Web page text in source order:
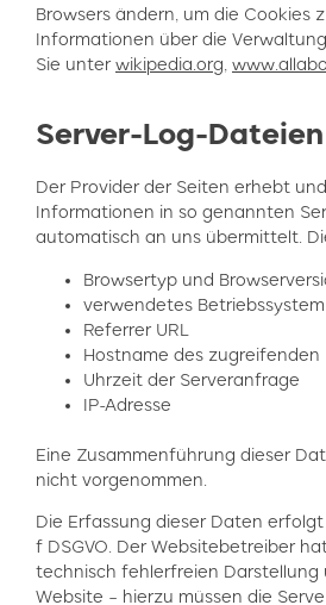
Browsers ändern, um die Cookies
Informationen über die
Sie unter wikipedia.org
Server-Log-Dateien
Der Provider der Seiten erhebt
Informationen in so genannten
automatisch an uns übermittelt.
Browsertyp und
verwendetes Betriebssystem
Referrer URL
Hostname des zugreifenden
Uhrzeit der Serveranfrage
IP-Adresse
Eine Zusammenführung dieser
nicht vorgenommen.
Die Erfassung dieser Daten
f DSGVO. Der Websitebetreiber
technisch fehlerfreien Darstellung
Website – hierzu müssen die